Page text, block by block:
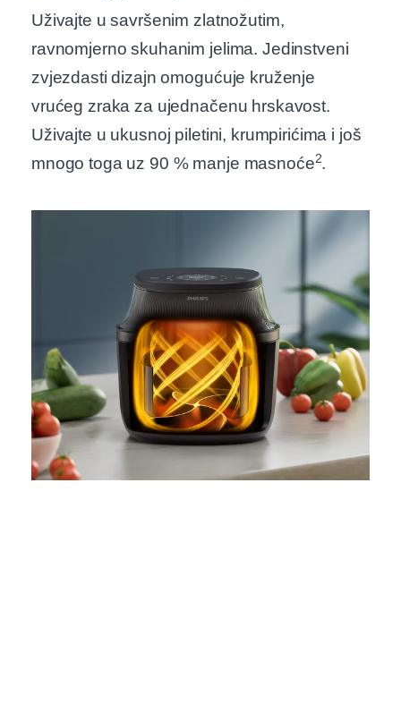
Uživajte u savršenim zlatnožutim,
ravnomjerno skuhanim jelima. Jedinstveni
zvjezdasti dizajn omogućuje kruženje
vrućeg zraka za ujednačenu hrskavost.
Uživajte u ukusnoj piletini, krumpirićima i još
mnogo toga uz 90 % manje masnoće2.